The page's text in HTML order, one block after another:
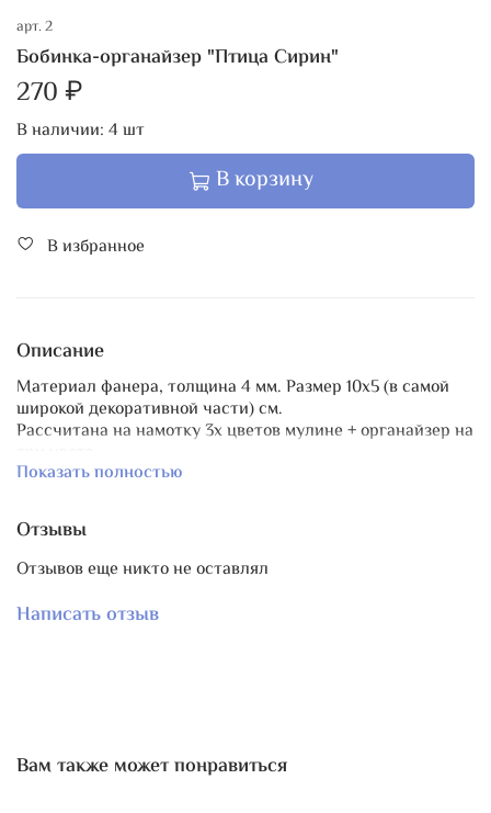
арт.2
Бобинка-органайзер "Птица Сирин"
270 ₽
В наличии: 4 шт
В корзину
В избранное
Описание
Материал фанера, толщина 4 мм. Размер 10х5 (в самой
широкой декоративной части) см.
Рассчитана на намотку 3х цветов мулине + органайзер на
Показать полностью
Отзывы
Отзывов еще никто не оставлял
Написать отзыв
Вам также может понравиться